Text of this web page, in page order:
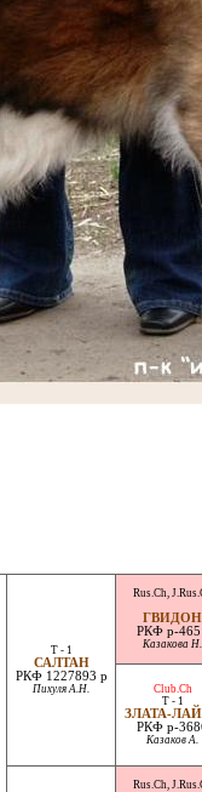
T - 1
САЛТАН
РКФ 1227893 р
Пихуля А.Н.
Rus.Ch,
ГВИДОН
РКФ р-
Казакова Н.
Club.Ch
T - 1
ЗЛАТА-
РКФ р-
Казаков А.
Rus.Ch,